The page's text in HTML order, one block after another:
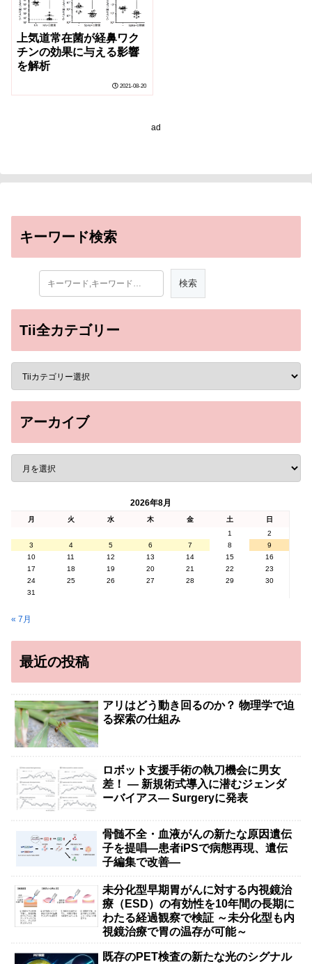
上気道常在菌が経鼻ワク
チンの効果に与える影響
を解析
2021-08-20
ad
キーワード検索
Tii全カテゴリー
アーカイブ
2026年8月
月 火 水 木 金 土
日
1
2
3
4 5 6 7 8
9
10
11 12 13 14 15
16
17
18 19 20 21 22
23
24
25 26 27 28 29
30
31
« 7月
最近の投稿
アリはどう動き回るのか？ 物理学で迫
る探索の仕組み
ロボット支援手術の執刀機会に男女
差！ — 新規術式導入に潜むジェンダ
ーバイアス— Surgeryに発表
骨髄不全・血液がんの新たな原因遺伝
子を提唱―患者iPSで病態再現、遺伝
子編集で改善―
未分化型早期胃がんに対する内視鏡治
療（ESD）の有効性を10年間の長期に
わたる経過観察で検証 ～未分化型も内
視鏡治療で胃の温存が可能～
既存のPET検査の新たな光のシグナル